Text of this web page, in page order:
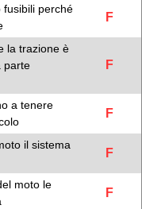
fusibili perché
F
la trazione è
parte
F
a tenere
F
il sistema
F
moto le
F